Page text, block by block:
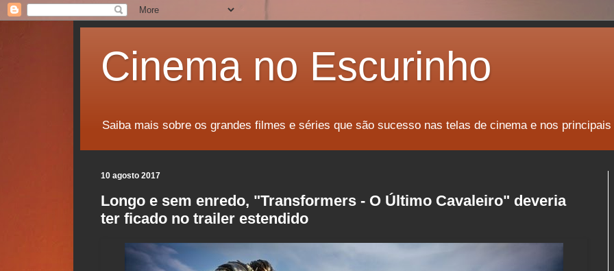
Cinema no Escurinho
Saiba mais sobre os grandes filmes e séries que são sucesso nas telas de cinema e nos
10 agosto 2017
Longo e sem enredo, "Transformers - O Último Cavaleiro" deveria
ter ficado no trailer estendido